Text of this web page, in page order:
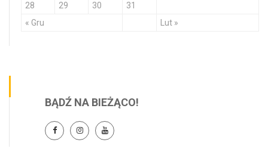
« Gru Lut »
28
29 30 31
BĄDŹ NA BIEŻĄCO!